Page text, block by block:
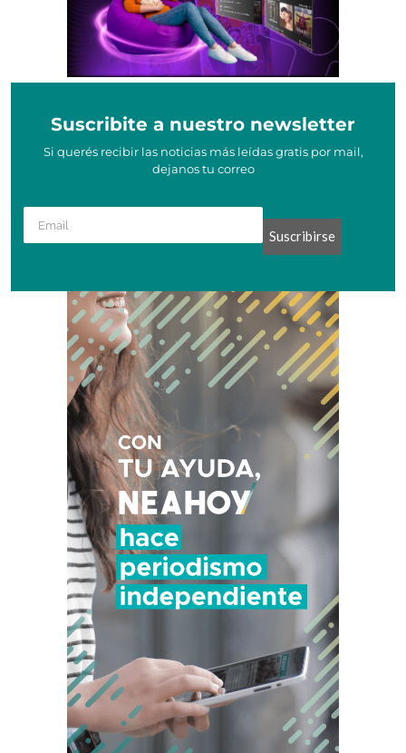
Suscribite a nuestro newsletter
Si querés recibir las noticias más leídas gratis por mail,
dejanos tu correo
Suscribirse